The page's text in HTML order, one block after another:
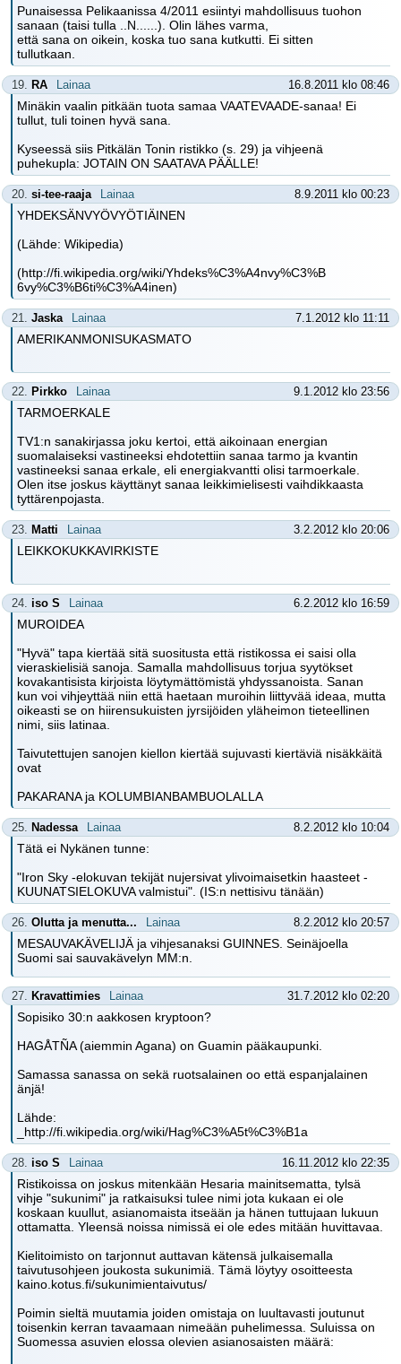
Punaisessa Pelikaanissa 4/2011 esiintyi mahdollisuus tuohon
sanaan (taisi tulla ..N......). Olin lähes varma,
että sana on oikein, koska tuo sana kutkutti. Ei sitten
tullutkaan.
19. RA Lainaa 16.8.2011 klo 08:46
Minäkin vaalin pitkään tuota samaa VAATEVAADE-sanaa! Ei
tullut, tuli toinen hyvä sana.
Kyseessä siis Pitkälän Tonin ristikko (s. 29) ja vihjeenä
puhekupla: JOTAIN ON SAATAVA PÄÄLLE!
20. si-tee-raaja Lainaa 8.9.2011 klo 00:23
YHDEKSÄNVYÖVYÖTIÄINEN
(Lähde: Wikipedia)
(http://fi.wikipedia.org/wiki/Yhdeks%C3%A4nvy%C3%B
6vy%C3%B6ti%C3%A4inen)
21. Jaska Lainaa 7.1.2012 klo 11:11
AMERIKANMONISUKASMATO
22. Pirkko Lainaa 9.1.2012 klo 23:56
TARMOERKALE
TV1:n sanakirjassa joku kertoi, että aikoinaan energian
suomalaiseksi vastineeksi ehdotettiin sanaa tarmo ja kvantin
vastineeksi sanaa erkale, eli energiakvantti olisi tarmoerkale.
Olen itse joskus käyttänyt sanaa leikkimielisesti vaihdikkaasta
tyttärenpojasta.
23. Matti Lainaa 3.2.2012 klo 20:06
LEIKKOKUKKAVIRKISTE
24. iso S Lainaa 6.2.2012 klo 16:59
MUROIDEA
"Hyvä" tapa kiertää sitä suositusta että ristikossa ei saisi olla
vieraskielisiä sanoja. Samalla mahdollisuus torjua syytökset
kovakantisista kirjoista löytymättömistä yhdyssanoista. Sanan
kun voi vihjeyttää niin että haetaan muroihin liittyvää ideaa, mutta
oikeasti se on hiirensukuisten jyrsijöiden yläheimon tieteellinen
nimi, siis latinaa.
Taivutettujen sanojen kiellon kiertää sujuvasti kiertäviä nisäkkäitä
ovat
PAKARANA ja KOLUMBIANBAMBUOLALLA
25. Nadessa Lainaa 8.2.2012 klo 10:04
Tätä ei Nykänen tunne:
"Iron Sky -elokuvan tekijät nujersivat ylivoimaisetkin haasteet -
KUUNATSIELOKUVA valmistui". (IS:n nettisivu tänään)
26. Olutta ja menutta... Lainaa 8.2.2012 klo 20:57
MESAUVAKÄVELIJÄ ja vihjesanaksi GUINNES. Seinäjoella
Suomi sai sauvakävelyn MM:n.
27. Kravattimies Lainaa 31.7.2012 klo 02:20
Sopisiko 30:n aakkosen kryptoon?
HAGÅTÑA (aiemmin Agana) on Guamin pääkaupunki.
Samassa sanassa on sekä ruotsalainen oo että espanjalainen
änjä!
Lähde:
_http://fi.wikipedia.org/wiki/Hag%C3%A5t%C3%B1a
28. iso S Lainaa 16.11.2012 klo 22:35
Ristikoissa on joskus mitenkään Hesaria mainitsematta, tylsä
vihje "sukunimi" ja ratkaisuksi tulee nimi jota kukaan ei ole
koskaan kuullut, asianomaista itseään ja hänen tuttujaan lukuun
ottamatta. Yleensä noissa nimissä ei ole edes mitään huvittavaa.
Kielitoimisto on tarjonnut auttavan kätensä julkaisemalla
taivutusohjeen joukosta sukunimiä. Tämä löytyy osoitteesta
kaino.kotus.fi/sukunimientaivutus/
Poimin sieltä muutamia joiden omistaja on luultavasti joutunut
toisenkin kerran tavaamaan nimeään puhelimessa. Suluissa on
Suomessa asuvien elossa olevien asianosaisten määrä: